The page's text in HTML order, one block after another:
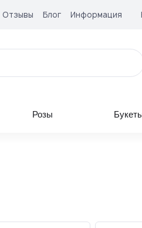
Отзывы Блог Информация
Розы